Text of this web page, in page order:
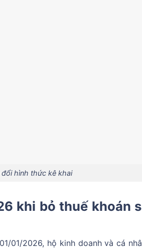
hình thức kê khai
khi bỏ thuế khoán
01/2026, hộ kinh doanh và cá